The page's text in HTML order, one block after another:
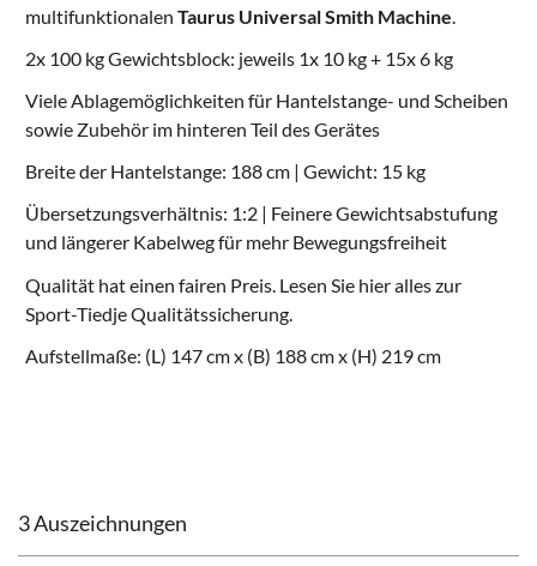
multifunktionalen Taurus Universal Smith Machine
2x 100 kg Gewichtsblock: jeweils 1x 10 kg + 15x 6 kg
Viele Ablagemöglichkeiten für Hantelstange- und Scheiben
sowie Zubehör im hinteren Teil des Gerätes
Breite der Hantelstange: 188 cm | Gewicht: 15 kg
Übersetzungsverhältnis: 1:2 | Feinere Gewichtsabstufung
und längerer Kabelweg für mehr Bewegungsfreiheit
Qualität hat einen fairen Preis. Lesen Sie hier alles zur
Sport-Tiedje Qualitätssicherung.
Aufstellmaße: (L) 147 cm x (B) 188 cm x (H) 219 cm
3 Auszeichnungen